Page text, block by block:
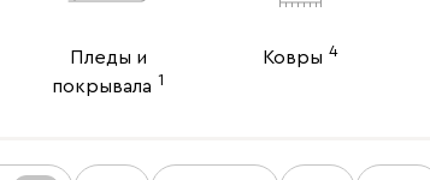
Пледы и
покрывала 1
Ковры 4